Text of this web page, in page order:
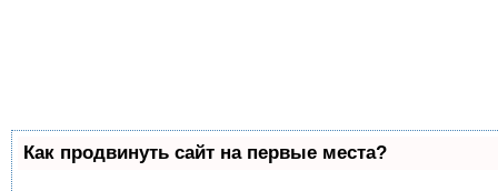
Как продвинуть сайт на первые места?